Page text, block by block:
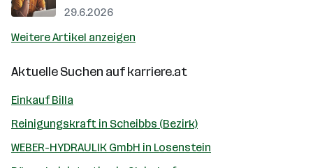
29.6.2026
Weitere Artikel anzeigen
Aktuelle Suchen aufkarriere.at
Einkauf Billa
Reinigungskraft in Scheibbs (Bezirk)
WEBER-HYDRAULIK GmbH in Losenstein